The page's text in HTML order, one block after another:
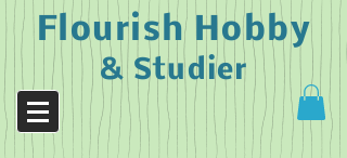
Flourish Hobby
& Studier